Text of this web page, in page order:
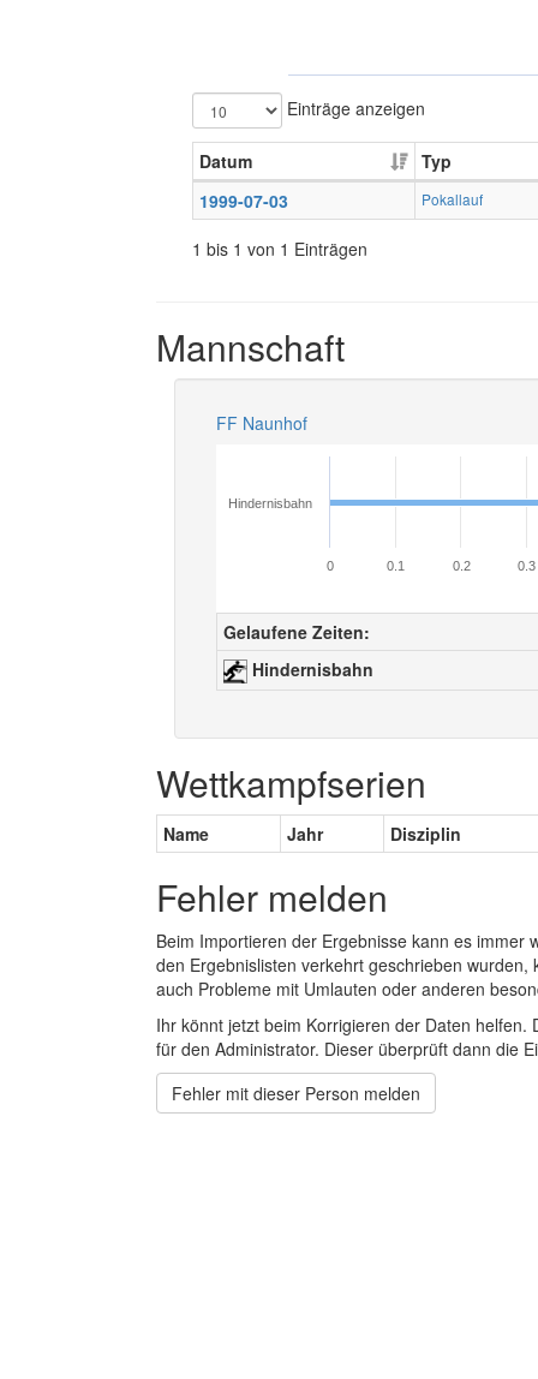
Einträge anzeigen
Datum
Typ
1999-07-03
Pokallauf
1 bis 1 von 1 Einträgen
Mannschaft
FF Naunhof
Hindernisbahn
0 0.1 0.2 0.3
Gelaufene Zeiten:
Hindernisbahn
Wettkampfserien
Name Jahr Disziplin
Fehler melden
Beim Importieren der Ergebnisse kann es
den Ergebnislisten verkehrt geschrieben
auch Probleme mit Umlauten oder anderen
Ihr könnt jetzt beim Korrigieren der Daten
für den Administrator. Dieser überprüft dann die
Fehler mit dieser Person melden